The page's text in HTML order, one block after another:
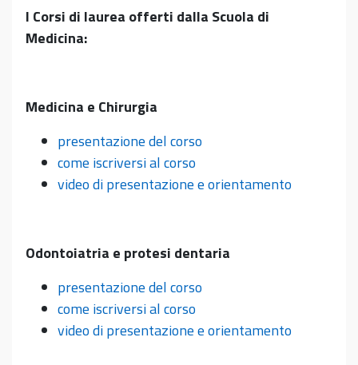
I Corsi di laurea offerti dalla Scuola di
Medicina:
Medicina e Chirurgia
presentazione del corso
come iscriversi al corso
video di presentazione e orientamento
Odontoiatria e protesi dentaria
presentazione del corso
come iscriversi al corso
video di presentazione e orientamento